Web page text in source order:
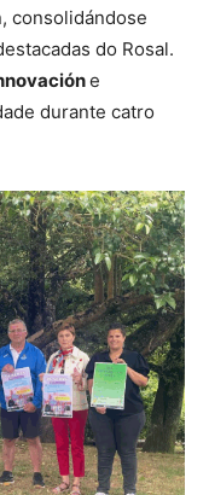
consolidándose
do Rosal.
e
durante catro